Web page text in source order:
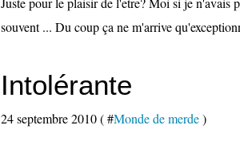
souvent ... Du coup ça ne m'arrive
Intolérante
24 septembre 2010 ( #Monde de merde)